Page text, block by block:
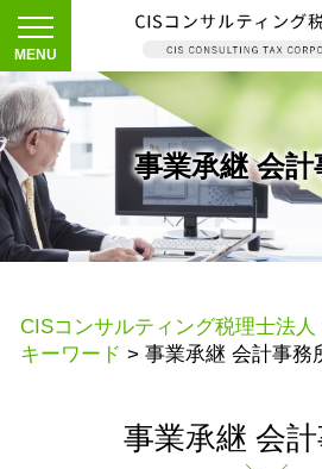
事業承継 会計
CISコンサルティング税理士法人
キーワード > 事業承継 会計事務
事業承継 会